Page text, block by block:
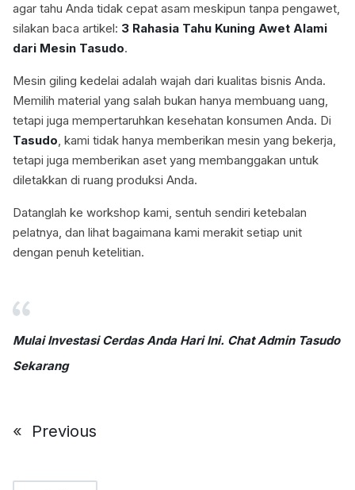
agar tahu Anda tidak cepat asam meskipun tanpa pengawet,
silakan baca artikel: 3 Rahasia Tahu Kuning Awet Alami
dari Mesin Tasudo.
Mesin giling kedelai adalah wajah dari kualitas bisnis Anda.
Memilih material yang salah bukan hanya membuang uang,
tetapi juga mempertaruhkan kesehatan konsumen Anda. Di
Tasudo, kami tidak hanya memberikan mesin yang bekerja,
tetapi juga memberikan aset yang membanggakan untuk
diletakkan di ruang produksi Anda.
Datanglah ke workshop kami, sentuh sendiri ketebalan
pelatnya, dan lihat bagaimana kami merakit setiap unit
dengan penuh ketelitian.
Mulai Investasi Cerdas Anda Hari Ini. Chat Admin Tasudo
Sekarang
« Previous